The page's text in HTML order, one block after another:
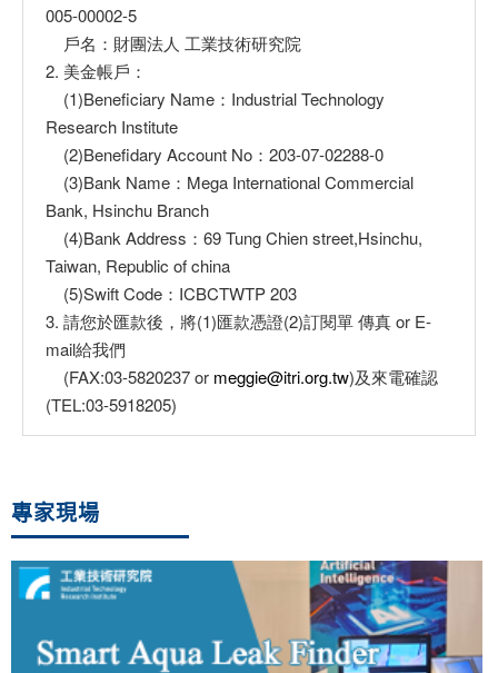
005-00002-5
戶名：財團法人 工業技術研究院
2. 美金帳戶：
(1)Beneficiary Name：Industrial Technology
Research Institute
(2)Benefidary Account No：203-07-02288-0
(3)Bank Name：Mega International Commercial
Bank, Hsinchu Branch
(4)Bank Address：69 Tung Chien street,Hsinchu,
Taiwan, Republic of china
(5)Swift Code：ICBCTWTP 203
3. 請您於匯款後，將(1)匯款憑證(2)訂閱單 傳真 or E-
mail給我們
(FAX:03-5820237 or meggie@itri.org.tw)及來電確認
(TEL:03-5918205)
專家現場